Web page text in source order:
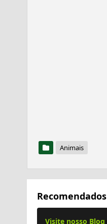
Animais
Recomendados
Visite nosso Blog